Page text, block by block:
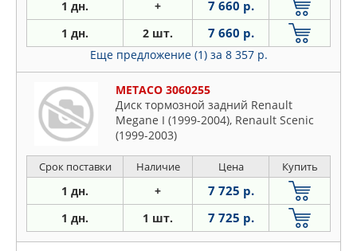
1 дн. + 7 660 р.
1 дн. 2 шт. 7 660 р.
Еще предложение (1) за 8 357 р.
METACO 3060255
Диск тормозной задний Renault
Megane I (1999-2004), Renault Scenic
(1999-2003)
Срок поставки Наличие Цена Купить
1 дн. + 7 725 р.
1 дн. 1 шт. 7 725 р.